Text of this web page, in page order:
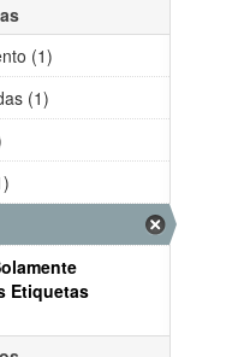
(1)
(1)
Etiquetas